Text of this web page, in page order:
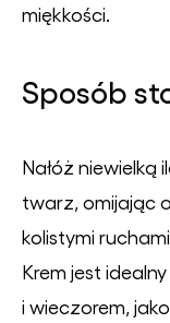
miękkości.
Sposób
Nałóż niewielką
twarz, omijając
kolistymi
Krem jest
i wieczorem,